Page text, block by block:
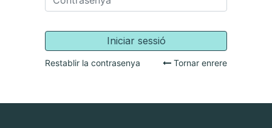
Iniciar sessió
Restablir la contrasenya Tornar enrere